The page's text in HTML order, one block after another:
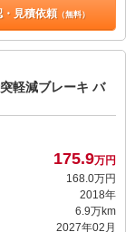
見積依頼（無料）
軽減ブレーキ バ
175.9万円
168.0万円
2018年
6.9万km
2027年02月